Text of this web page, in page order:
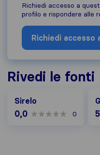
Richiedi accesso a
profilo e rispondere alle
Richiedi accesso
Rivedi le fonti
Sirelo
0,0 0